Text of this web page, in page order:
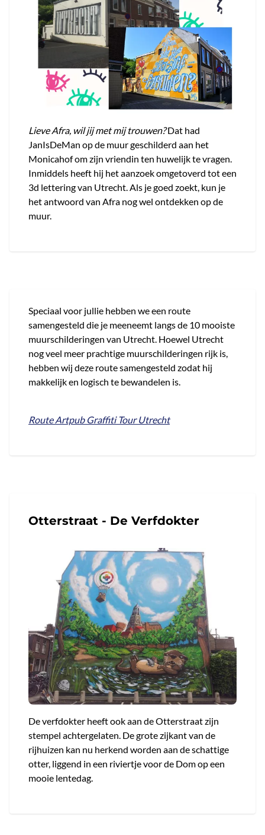
Lieve Afra, wil jij met mij trouwen?Dat had
JanIsDeMan op de muur geschilderd aan het
Monicahof om zijn vriendin ten huwelijk te vragen.
Inmiddels heeft hij het aanzoek omgetoverd tot een
3d lettering van Utrecht. Als je goed zoekt, kun je
het antwoord van Afra nog wel ontdekken op de
muur.
Speciaal voor jullie hebben we een route
samengesteld die je meeneemt langs de 10 mooiste
muurschilderingen van Utrecht. Hoewel Utrecht
nog veel meer prachtige muurschilderingen rijk is,
hebben wij deze route samengesteld zodat hij
makkelijk en logisch te bewandelen is.
Route Artpub Graffiti Tour Utrecht
Otterstraat - De Verfdokter
De verfdokter heeft ook aan de Otterstraat zijn
stempel achtergelaten. De grote zijkant van de
rijhuizen kan nu herkend worden aan de schattige
otter, liggend in een riviertje voor de Dom op een
mooie lentedag.